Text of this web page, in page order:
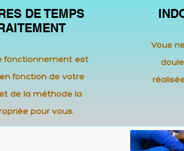
DE TEMPS
fonctionnement est
fonction de votre
de la méthode la
pour vous.
Vous